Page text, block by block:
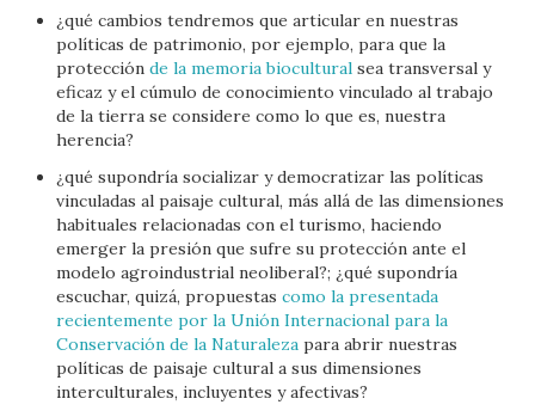
¿qué cambios tendremos que articular en nuestras
políticas de patrimonio, por ejemplo, para que la
protecciónde la memoria biocultural sea transversal y
eficaz y el cúmulo de conocimiento vinculado al trabajo
de la tierra se considere como lo que es, nuestra
herencia?
¿qué supondría socializar y democratizar las políticas
vinculadas al paisaje cultural, más allá de las dimensiones
habituales relacionadas con el turismo, haciendo
emerger la presión que sufre su protección ante el
modelo agroindustrial neoliberal?; ¿qué supondría
escuchar, quizá, propuestascomo la presentada
recientemente por la Unión Internacional para la
Conservación de la Naturaleza para abrir nuestras
políticas de paisaje cultural a sus dimensiones
interculturales, incluyentes y afectivas?